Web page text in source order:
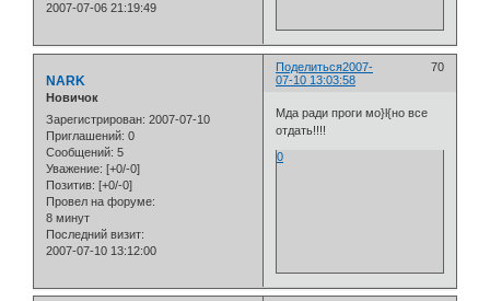
2007-07-06 21:19:49
Поделиться 70
2007-
07-10 13:03:58
NARK
Новичок
Зарегистрирован: 2007-07-10
Приглашений: 0
Сообщений: 5
Уважение: [+0/-0]
Позитив: [+0/-0]
Провел на форуме:
8 минут
Последний визит:
2007-07-10 13:12:00
Мда ради проги мо}l{но все
отдать!!!!
0